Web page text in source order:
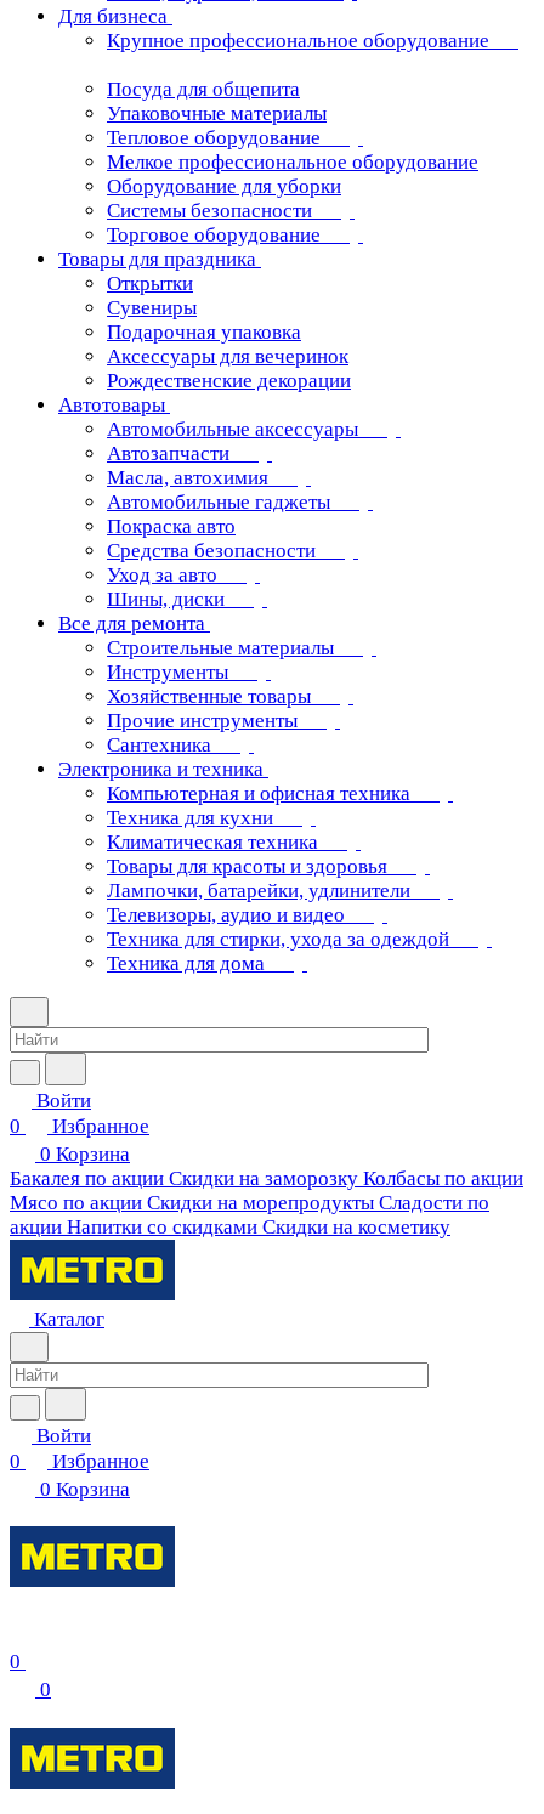
Для бизнеса
Крупное профессиональное оборудование
Посуда для общепита
Упаковочные материалы
Тепловое оборудование
Мелкое профессиональное оборудование
Оборудование для уборки
Системы безопасности
Торговое оборудование
Товары для праздника
Открытки
Сувениры
Подарочная упаковка
Аксессуары для вечеринок
Рождественские декорации
Автотовары
Автомобильные аксессуары
Автозапчасти
Масла, автохимия
Автомобильные гаджеты
Покраска авто
Средства безопасности
Уход за авто
Шины, диски
Все для ремонта
Строительные материалы
Инструменты
Хозяйственные товары
Прочие инструменты
Сантехника
Электроника и техника
Компьютерная и офисная техника
Техника для кухни
Климатическая техника
Товары для красоты и здоровья
Лампочки, батарейки, удлинители
Телевизоры, аудио и видео
Техника для стирки, ухода за одеждой
Техника для дома
Войти
0
Избранное
0 Корзина
Бакалея по акции Скидки на заморозку Колбасы по акции
Мясо по акции Скидки на морепродукты Сладости по
акции Напитки со скидками Скидки на косметику
Каталог
Войти
0
Избранное
0 Корзина
0
0